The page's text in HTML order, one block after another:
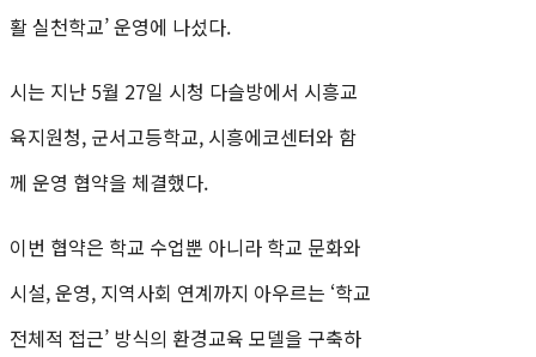
활 실천학교’ 운영에 나섰다.
시는 지난 5월 27일 시청 다슬방에서 시흥교
육지원청, 군서고등학교, 시흥에코센터와 함
께 운영 협약을 체결했다.
이번 협약은 학교 수업뿐 아니라 학교 문화와
시설, 운영, 지역사회 연계까지 아우르는 ‘학교
전체적 접근’ 방식의 환경교육 모델을 구축하